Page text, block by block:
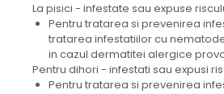
La pisici - infestate sau expuse
Pentru tratarea si prevenirea
tratarea infestatiilor cu
in cazul dermatitei alergice
Pentru dihori - infestati sau expusi
Pentru tratarea si prevenirea